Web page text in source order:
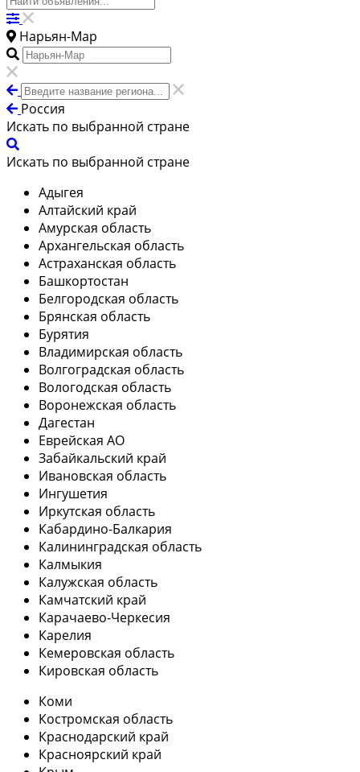
Нарьян-Мар
Россия
Искать по выбранной стране
Искать по выбранной стране
Адыгея
Алтайский край
Амурская область
Архангельская область
Астраханская область
Башкортостан
Белгородская область
Брянская область
Бурятия
Владимирская область
Волгоградская область
Вологодская область
Воронежская область
Дагестан
Еврейская АО
Забайкальский край
Ивановская область
Ингушетия
Иркутская область
Кабардино-Балкария
Калининградская область
Калмыкия
Калужская область
Камчатский край
Карачаево-Черкесия
Карелия
Кемеровская область
Кировская область
Коми
Костромская область
Краснодарский край
Красноярский край